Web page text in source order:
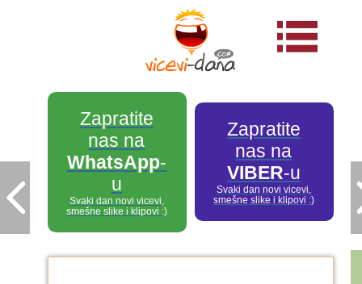
Zapratite
nas na
WhatsApp-
u
Svaki dan novi vicevi,
smešne slike i klipovi :)
Zapratite
nas na
VIBER-u
Svaki dan novi vicevi,
smešne slike i klipovi :)